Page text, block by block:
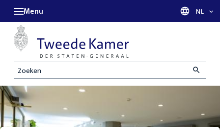
Zoeken
Menu Taal
NL